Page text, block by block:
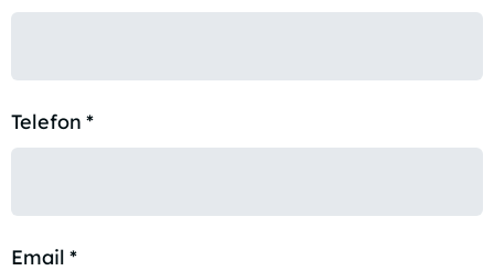
Telefon *
Email *